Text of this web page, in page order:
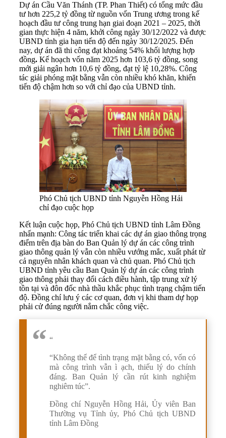
Dự án Cầu Văn Thánh (TP. Phan Thiết) có tổng mức đầu
tư hơn 225,2 tỷ đồng từ nguồn vốn Trung ương trong kế
hoạch đầu tư công trung hạn giai đoạn 2021 – 2025, thời
gian thực hiện 4 năm, khởi công ngày 30/12/2022 và được
UBND tỉnh gia hạn tiến độ đến ngày 30/12/2025. Đến
nay, dự án đã thi công đạt khoảng 54% khối lượng hợp
đồng. Kế hoạch vốn năm 2025 hơn 103,6 tỷ đồng, song
mới giải ngân hơn 10,6 tỷ đồng, đạt tỷ lệ 10,28%. Công
tác giải phóng mặt bằng vẫn còn nhiều khó khăn, khiến
tiến độ chậm hơn so với chỉ đạo của UBND tỉnh.
Phó Chủ tịch UBND tỉnh Nguyễn Hồng Hải
chỉ đạo cuộc họp
Kết luận cuộc họp, Phó Chủ tịch UBND tỉnh Lâm Đồng
nhấn mạnh: Công tác triển khai các dự án giao thông trọng
điểm trên địa bàn do Ban Quản lý dự án các công trình
giao thông quản lý vẫn còn nhiều vướng mắc, xuất phát từ
cả nguyên nhân khách quan và chủ quan. Phó Chủ tịch
UBND tỉnh yêu cầu Ban Quản lý dự án các công trình
giao thông phải thay đổi cách điều hành, tập trung xử lý
tồn tại và đôn đốc nhà thầu khắc phục tình trạng chậm tiến
độ. Đồng chí lưu ý các cơ quan, đơn vị khi tham dự họp
phải cử đúng người nắm chắc công việc.
“
“Không thể để tình trạng mặt bằng có, vốn có
mà công trình vẫn ì ạch, thiếu lý do chính
đáng. Ban Quản lý cần rút kinh nghiệm
nghiêm túc”.
Đồng chí Nguyễn Hồng Hải, Ủy viên Ban
Thường vụ Tỉnh ủy, Phó Chủ tịch UBND
tỉnh Lâm Đồng